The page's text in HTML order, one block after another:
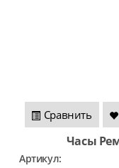
Сравнить
Часы
Артикул: